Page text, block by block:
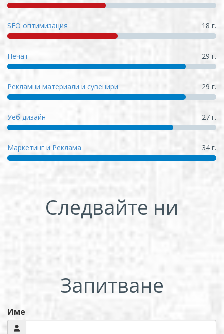
SEO оптимизация 18 г.
Печат 29 г.
Рекламни материали и сувенири 29 г.
Уеб дизайн 27 г.
Маркетинг и Реклама 34 г.
Следвайте ни
Запитване
Име